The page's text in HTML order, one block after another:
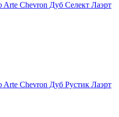
Arte Chevron Дуб Селект Лаэрт
Arte Chevron Дуб Рустик Лаэрт